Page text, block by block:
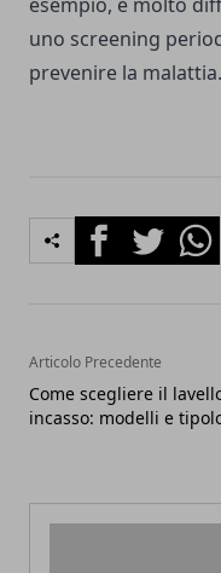
uno screening
prevenire la malattia.
FacebookTwitter
Articolo Precedente
Come scegliere il
incasso: modelli e